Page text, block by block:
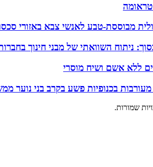
מבוססת-טבע לאנשי צבא באזורי
ניתוח השוואתי של מבני חינוך
ללא אשם ושיח מוסרי
בכנופיות פשע בקרב בני נוער